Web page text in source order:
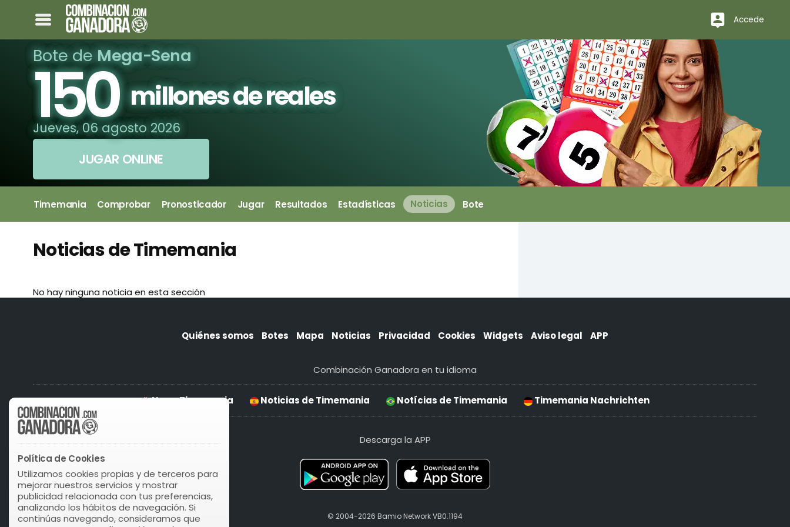
Accede
Bote deMega-Sena
150 millones de reales
Jueves, 06 agosto 2026
JUGAR ONLINE
Timemania Comprobar Pronosticador Jugar Resultados Estadísticas Noticias Bote
Noticias de Timemania
No hay ninguna noticia en esta sección
Quiénes somos Botes Mapa Noticias Privacidad Cookies Widgets Aviso legal APP
Combinación Ganadora en tu idioma
News Timemania Noticias de Timemania Notícias de Timemania Timemania Nachrichten
Descarga la APP
© 2004-2026 Bamio Network VB0.1194
Política de Cookies
Utilizamos cookies propias y de terceros para
mejorar nuestros servicios y mostrar
publicidad relacionada con tus preferencias,
analizando los hábitos de navegación. Si
continúas navegando, consideramos que